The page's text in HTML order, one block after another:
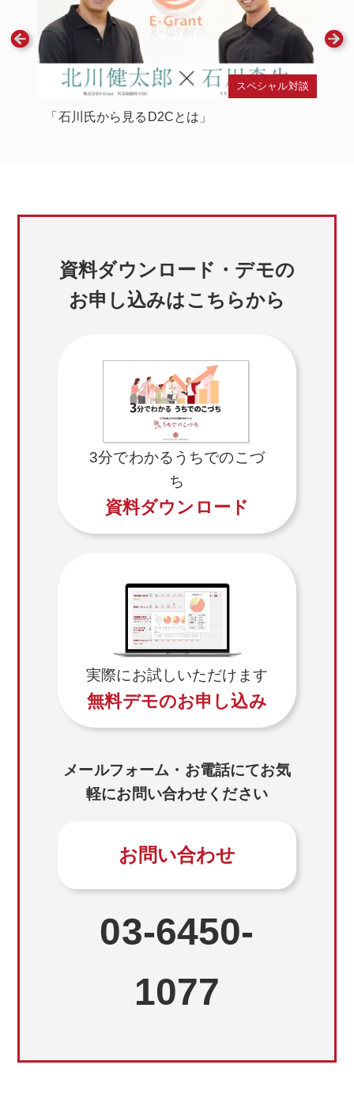
スペシャル対談
「石川氏から見るD2Cとは」
資料ダウンロード・デモの
お申し込みはこちらから
3分でわかるうちでのこづ
ち
資料ダウンロード
実際にお試しいただけます
無料デモのお申し込み
メールフォーム・お電話にてお気
軽にお問い合わせください
お問い合わせ
03-6450-
1077